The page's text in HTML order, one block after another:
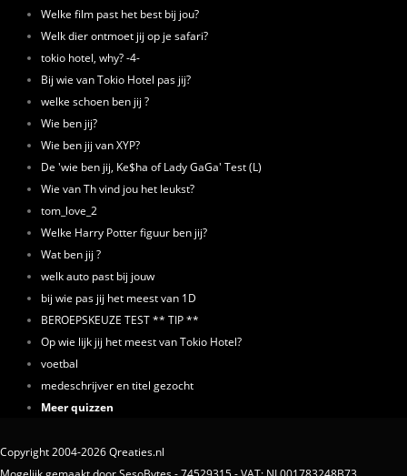
Welke film past het best bij jou?
Welk dier ontmoet jij op je safari?
tokio hotel, why? -4-
Bij wie van Tokio Hotel pas jij?
welke schoen ben jij ?
Wie ben jij?
Wie ben jij van XYP?
De 'wie ben jij, Ke$ha of Lady GaGa' Test (L)
Wie van Th vind jou het leukst?
tom_love_2
Welke Harry Potter figuur ben jij?
Wat ben jij ?
welk auto past bij jouw
bij wie pas jij het meest van 1D
BEROEPSKEUZE TEST ** TIP **
Op wie lijk jij het meest van Tokio Hotel?
voetbal
medeschrijver en titel gezocht
Meer quizzen
Copyright 2004-2026 Qreaties.nl
Mogelijk gemaakt door SesoBytes - 74529315 - VAT: NL001783248B73